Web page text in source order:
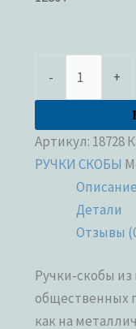
- +
Артикул: 18728
РУЧКИ СКОБЫ
Описание
Детали
Отзывы
Ручки-скобы
общественных
как на